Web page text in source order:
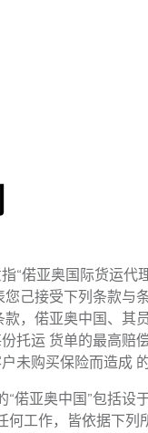
指“偌亚奥国际货运
己接受下列条款与
，偌亚奥中国、其
托运 货单的最高赔
未购买保险而造成
偌亚奥中国”包括设
何工作，皆依据下